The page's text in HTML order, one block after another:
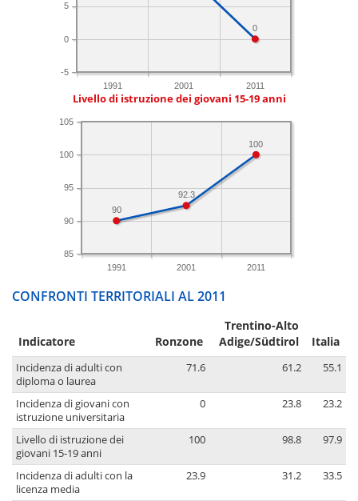
1991 2001 2011
-5
0
5
0
Livello di istruzione dei giovani 15-19 anni
1991 2001 2011
85
90
95
100
105
100
92.3
90
CONFRONTI TERRITORIALI AL 2011
Indicatore Ronzone
Trentino-Alto
Adige/Südtirol
Italia
Incidenza di adulti con
diploma o laurea
71.6 61.2 55.1
Incidenza di giovani con
istruzione universitaria
0 23.8 23.2
Livello di istruzione dei
giovani 15-19 anni
100 98.8 97.9
Incidenza di adulti con la
licenza media
23.9 31.2 33.5